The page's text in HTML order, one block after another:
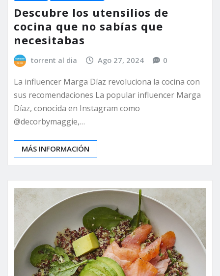
Descubre los utensilios de
cocina que no sabías que
necesitabas
torrent al dia Ago 27, 2024 0
La influencer Marga Díaz revoluciona la cocina con
sus recomendaciones La popular influencer Marga
Díaz, conocida en Instagram como
@decorbymaggie,…
MÁS INFORMACIÓN